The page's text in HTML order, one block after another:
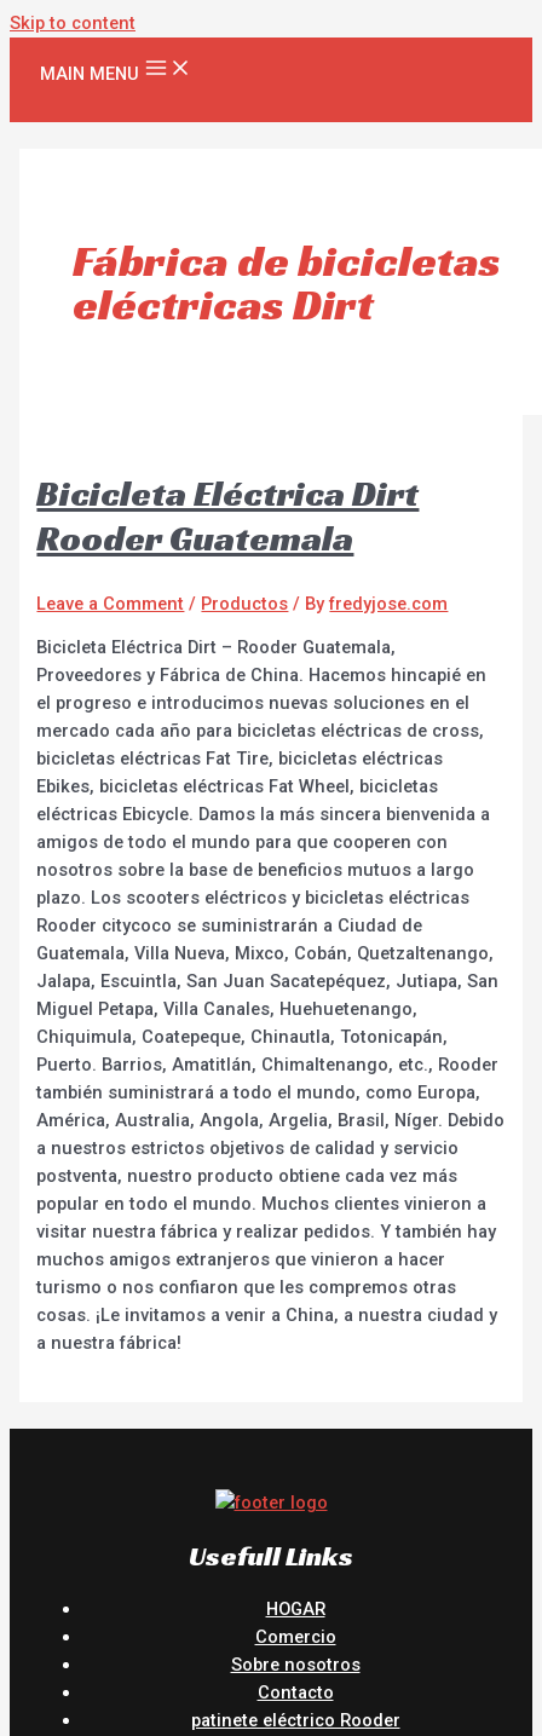
Skip to content
MAIN MENU
Fábrica de bicicletas
eléctricas Dirt
Bicicleta Eléctrica Dirt
Rooder Guatemala
Leave a Comment / Productos / Byfredyjose.com
Bicicleta Eléctrica Dirt – Rooder Guatemala,
Proveedores y Fábrica de China. Hacemos hincapié en
el progreso e introducimos nuevas soluciones en el
mercado cada año para bicicletas eléctricas de cross,
bicicletas eléctricas Fat Tire, bicicletas eléctricas
Ebikes, bicicletas eléctricas Fat Wheel, bicicletas
eléctricas Ebicycle. Damos la más sincera bienvenida a
amigos de todo el mundo para que cooperen con
nosotros sobre la base de beneficios mutuos a largo
plazo. Los scooters eléctricos y bicicletas eléctricas
Rooder citycoco se suministrarán a Ciudad de
Guatemala, Villa Nueva, Mixco, Cobán, Quetzaltenango,
Jalapa, Escuintla, San Juan Sacatepéquez, Jutiapa, San
Miguel Petapa, Villa Canales, Huehuetenango,
Chiquimula, Coatepeque, Chinautla, Totonicapán,
Puerto. Barrios, Amatitlán, Chimaltenango, etc., Rooder
también suministrará a todo el mundo, como Europa,
América, Australia, Angola, Argelia, Brasil, Níger. Debido
a nuestros estrictos objetivos de calidad y servicio
postventa, nuestro producto obtiene cada vez más
popular en todo el mundo. Muchos clientes vinieron a
visitar nuestra fábrica y realizar pedidos. Y también hay
muchos amigos extranjeros que vinieron a hacer
turismo o nos confiaron que les compremos otras
cosas. ¡Le invitamos a venir a China, a nuestra ciudad y
a nuestra fábrica!
Usefull Links
HOGAR
Comercio
Sobre nosotros
Contacto
patinete eléctrico Rooder